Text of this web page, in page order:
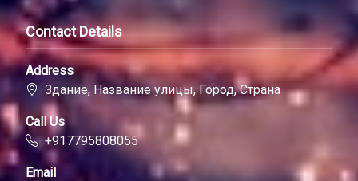
Contact Details
Address
Здание, Название улицы, Город, Страна
Call Us
+917795808055
Email